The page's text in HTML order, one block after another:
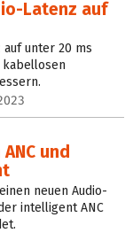
Latenz auf
auf unter 20 ms
kabellosen
und
neuen Audio-
intelligent ANC